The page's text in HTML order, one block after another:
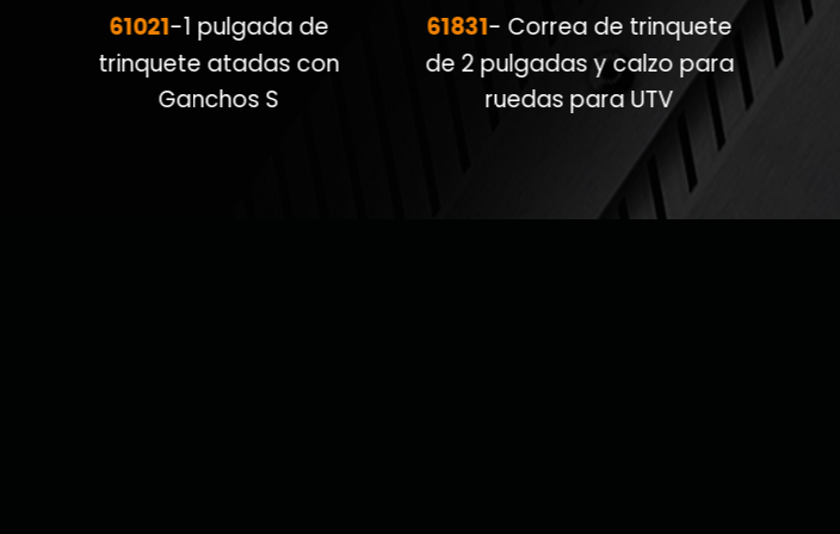
61021-1 pulgada de
trinquete atadas con
Ganchos S
61831- Correa de trinquete
de 2 pulgadas y calzo para
ruedas para UTV